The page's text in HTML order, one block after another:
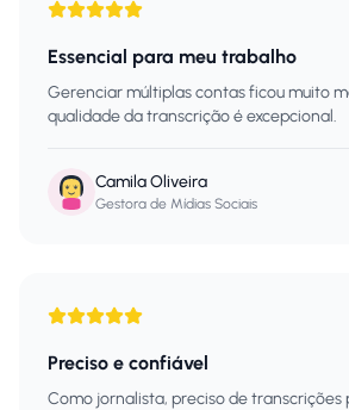
Essencial para meu trabalho
Gerenciar múltiplas contas ficou muito
qualidade da transcrição é excepcional.
Camila Oliveira
Gestora de Mídias Sociais
Preciso e confiável
Como jornalista, preciso de transcrições